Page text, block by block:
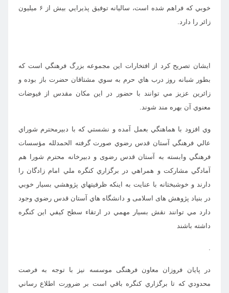
خوبي كه فراهم شده است، ساليانه توفيق پذيرايي بيش از ۶ ميليون
زائر را دارد.
ایشان تصریح کرد از افتخارات اين مجموعه بزرگ فرهنگي است كه
بطور شبانه روز درب هاي حرم به سوي مشتاقان حضرت باز بوده و
زائرين عزيز مي توانند با حضور در اين مكان مقدس از فيوضات
معنوي آن بهره مند شوند.
وي افزود با هماهنگي بعمل آمده و نشستي كه با دبيرمحترم شوراي
عالي فرهنگي آستان قدس رضوي صورت گرفته الحمدلله مؤسسات
فرهنگي وابسته به آستان قدس رضوی و دبيرخانه محترم شورا هم
آمادگي مشاركت و همراهي در برگزاري كنگره ملي امام زادگان را
دارند و خوشبختانه با عنایت به اینکه ظرفيتهاي پژوهشي بسيار خوبي
در بنیاد پژوهش های اسلامی و دانشگاه هاي آستان قدس رضوي وجود
دارد مي توانند نقش بسيار مهمي در ارتقاء سطح كيفي اين كنگره
داشته باشند
.
در پایان فروزان معاون فرهنگی موسسه نيز با توجه به فرصت
محدودي كه تا برگزاري كنگره باقي است بر ضرورت اطلاع رساني